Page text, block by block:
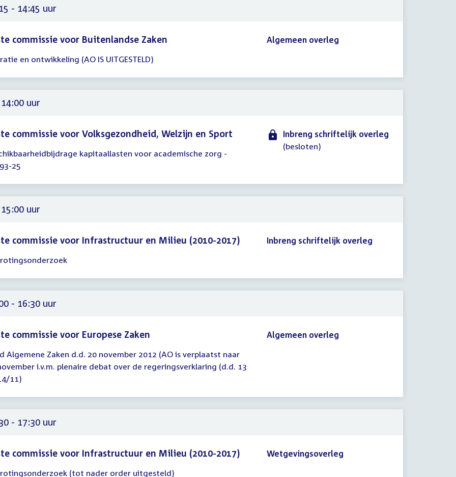
- 14:45 uur
commissie voor Buitenlandse Zaken
en ontwikkeling (AO IS UITGESTELD)
Algemeen overleg
uur
commissie voor Volksgezondheid, Welzijn en Sport
kapitaallasten voor academische zorg -
25
Inbreng schriftelijk overleg
(besloten)
uur
commissie voor Infrastructuur en Milieu (2010-2017) Inbreng schriftelijk overleg
- 16:30 uur
commissie voor Europese Zaken
Algemene Zaken d.d. 20 november 2012 (AO is verplaatst naar
i.v.m. plenaire debat over de regeringsverklaring (d.d. 13
11)
Algemeen overleg
- 17:30 uur
commissie voor Infrastructuur en Milieu (2010-2017)
(tot nader order uitgesteld)
Wetgevingsoverleg